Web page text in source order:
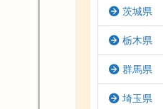
茨城県
栃木県
群馬県
埼玉県